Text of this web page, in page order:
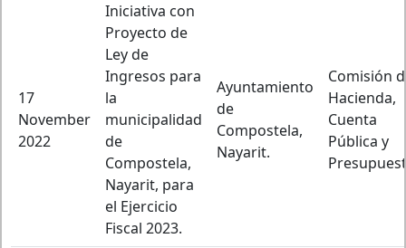
17
November
2022
Iniciativa con
Proyecto de
Ley de
Ingresos para
la
municipalidad
de
Compostela,
Nayarit, para
el Ejercicio
Fiscal 2023.
Ayuntamiento
de
Compostela,
Nayarit.
Comisión
Hacienda,
Cuenta
Pública y